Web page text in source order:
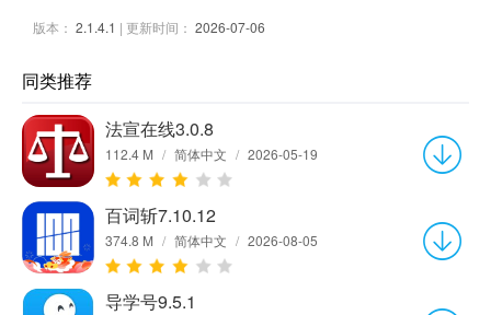
版本： 2.1.4.1 | 更新时间： 2026-07-06
同类推荐
法宣在线3.0.8
112.4 M / 简体中文 / 2026-05-19
百词斩7.10.12
374.8 M / 简体中文 / 2026-08-05
导学号9.5.1